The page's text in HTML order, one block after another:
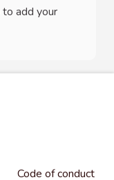
to add your
Code of conduct